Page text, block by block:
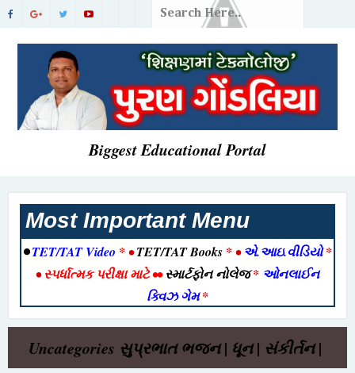
Biggest Educational Portal
Most Important Menu
•TET/TAT Video * •TET/TAT Books * •એ.આઇ.વીડિયો*
•સ્પર્ધાત્મક પરીક્ષા માટે••સ્માર્ટફોન નોલેજ* ઓનલાઈન
ક્વિઝ ગેમ*
Uncategories સુપ્રભાત ભજન | ધૂન | સંકીર્તન |